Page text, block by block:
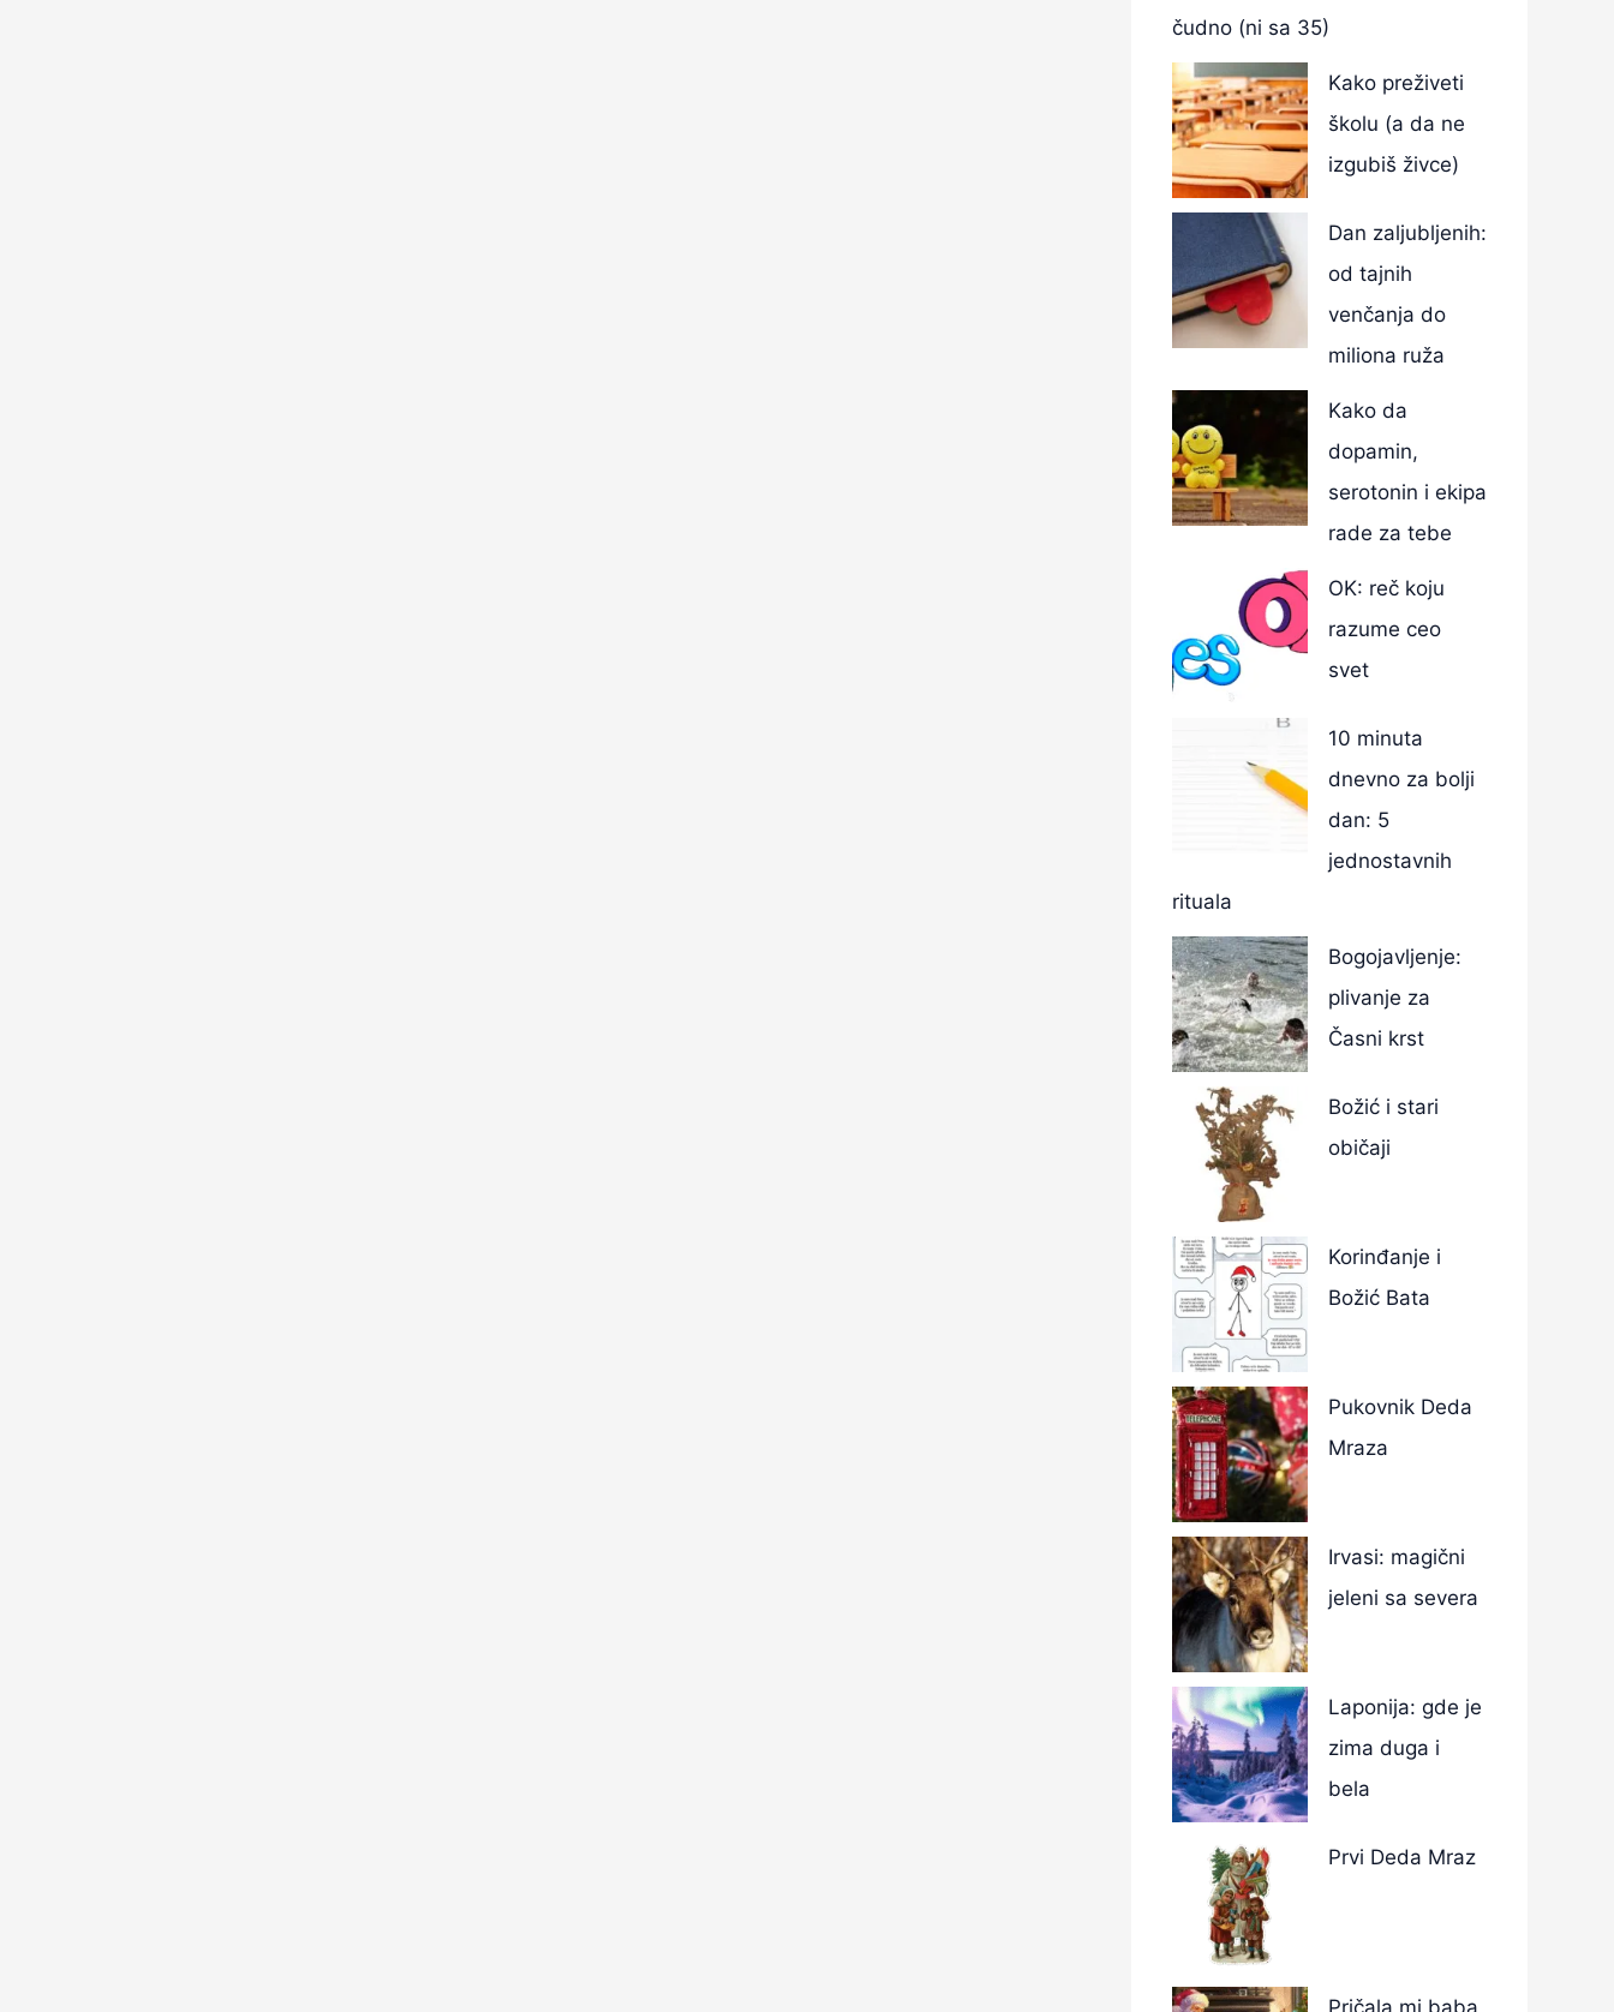
čudno (ni sa 35)
Kako preživeti
školu (a da ne
izgubiš živce)
Dan zaljubljenih:
od tajnih
venčanja do
miliona ruža
Kako da
dopamin,
serotonin i ekipa
rade za tebe
OK: reč koju
razume ceo
svet
10 minuta
dnevno za bolji
dan: 5
jednostavnih
rituala
Bogojavljenje:
plivanje za
Časni krst
Božić i stari
običaji
Korinđanje i
Božić Bata
Pukovnik Deda
Mraza
Irvasi: magični
jeleni sa severa
Laponija: gde je
zima duga i
bela
Prvi Deda Mraz
Pričala mi baba